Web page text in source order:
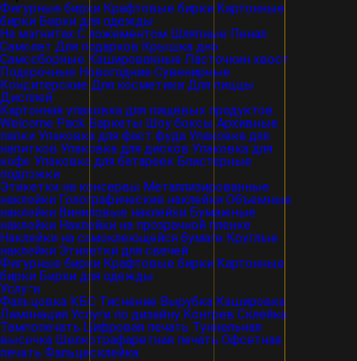
Фигурные бирки Крафтовые бирки Картонные
бирки Бирки для одежды
На магнитах С ложементом Шляпные Пенал
Самолет Для подарков Крышка дно
Самосборные Кашированные Ласточкин хвост
Подарочные Новогодние Сувенирные
Кондитерские Для косметики Для пиццы
Дисплей
Картонная упаковка для пищевых продуктов
Welcome Pack Баркеты Шоу боксы Архивные
папки Упаковка для фаст фуда Упаковка для
напитков Упаковка для дисков Упаковка для
кофе Упаковка для батареек Блистерные
подложки
Этикетки на консервы Металлизированные
наклейки Голографические наклейки Объемные
наклейки Виниловые наклейки Бумажные
наклейки Наклейки на прозрачной пленке
Наклейки на самоклеющейся бумаге Круглые
наклейки Этикетки для свечей
Фигурные бирки Крафтовые бирки Картонные
бирки Бирки для одежды
Услуги
Фальцовка КБС Тиснение Вырубка Кашировка
Ламинация Услуги по дизайну Конгрев Склейка
Тампопечать Цифровая печать Туннельная
высечка Шелкотрафаретная печать Офсетная
печать Фальцесклейка